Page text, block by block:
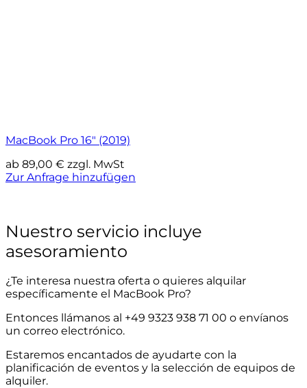
MacBook Pro 16″ (2019)
ab 89,00 € zzgl. MwSt
Zur Anfrage hinzufügen
Nuestro servicio incluye
asesoramiento
¿Te interesa nuestra oferta o quieres alquilar
específicamente el MacBook Pro?
Entonces llámanos al +49 9323 938 71 00 o envíanos
un correo electrónico.
Estaremos encantados de ayudarte con la
planificación de eventos y la selección de equipos de
alquiler.